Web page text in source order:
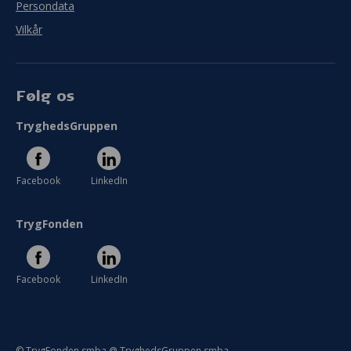
Persondata
Vilkår
Følg os
TryghedsGruppen
Facebook LinkedIn
TrygFonden
Facebook LinkedIn